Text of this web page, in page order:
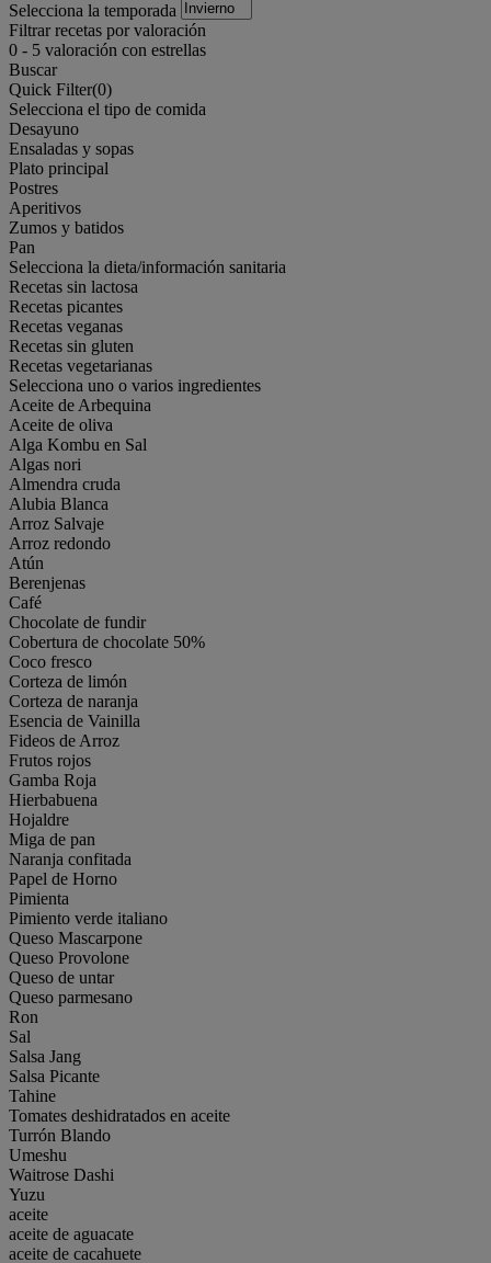
Selecciona la temporada
Filtrar recetas por valoración
0 - 5 valoración con estrellas
Buscar
Quick Filter(0)
Selecciona el tipo de comida
Desayuno
Ensaladas y sopas
Plato principal
Postres
Aperitivos
Zumos y batidos
Pan
Selecciona la dieta/información sanitaria
Recetas sin lactosa
Recetas picantes
Recetas veganas
Recetas sin gluten
Recetas vegetarianas
Selecciona uno o varios ingredientes
Aceite de Arbequina
Aceite de oliva
Alga Kombu en Sal
Algas nori
Almendra cruda
Alubia Blanca
Arroz Salvaje
Arroz redondo
Atún
Berenjenas
Café
Chocolate de fundir
Cobertura de chocolate 50%
Coco fresco
Corteza de limón
Corteza de naranja
Esencia de Vainilla
Fideos de Arroz
Frutos rojos
Gamba Roja
Hierbabuena
Hojaldre
Miga de pan
Naranja confitada
Papel de Horno
Pimienta
Pimiento verde italiano
Queso Mascarpone
Queso Provolone
Queso de untar
Queso parmesano
Ron
Sal
Salsa Jang
Salsa Picante
Tahine
Tomates deshidratados en aceite
Turrón Blando
Umeshu
Waitrose Dashi
Yuzu
aceite
aceite de aguacate
aceite de cacahuete